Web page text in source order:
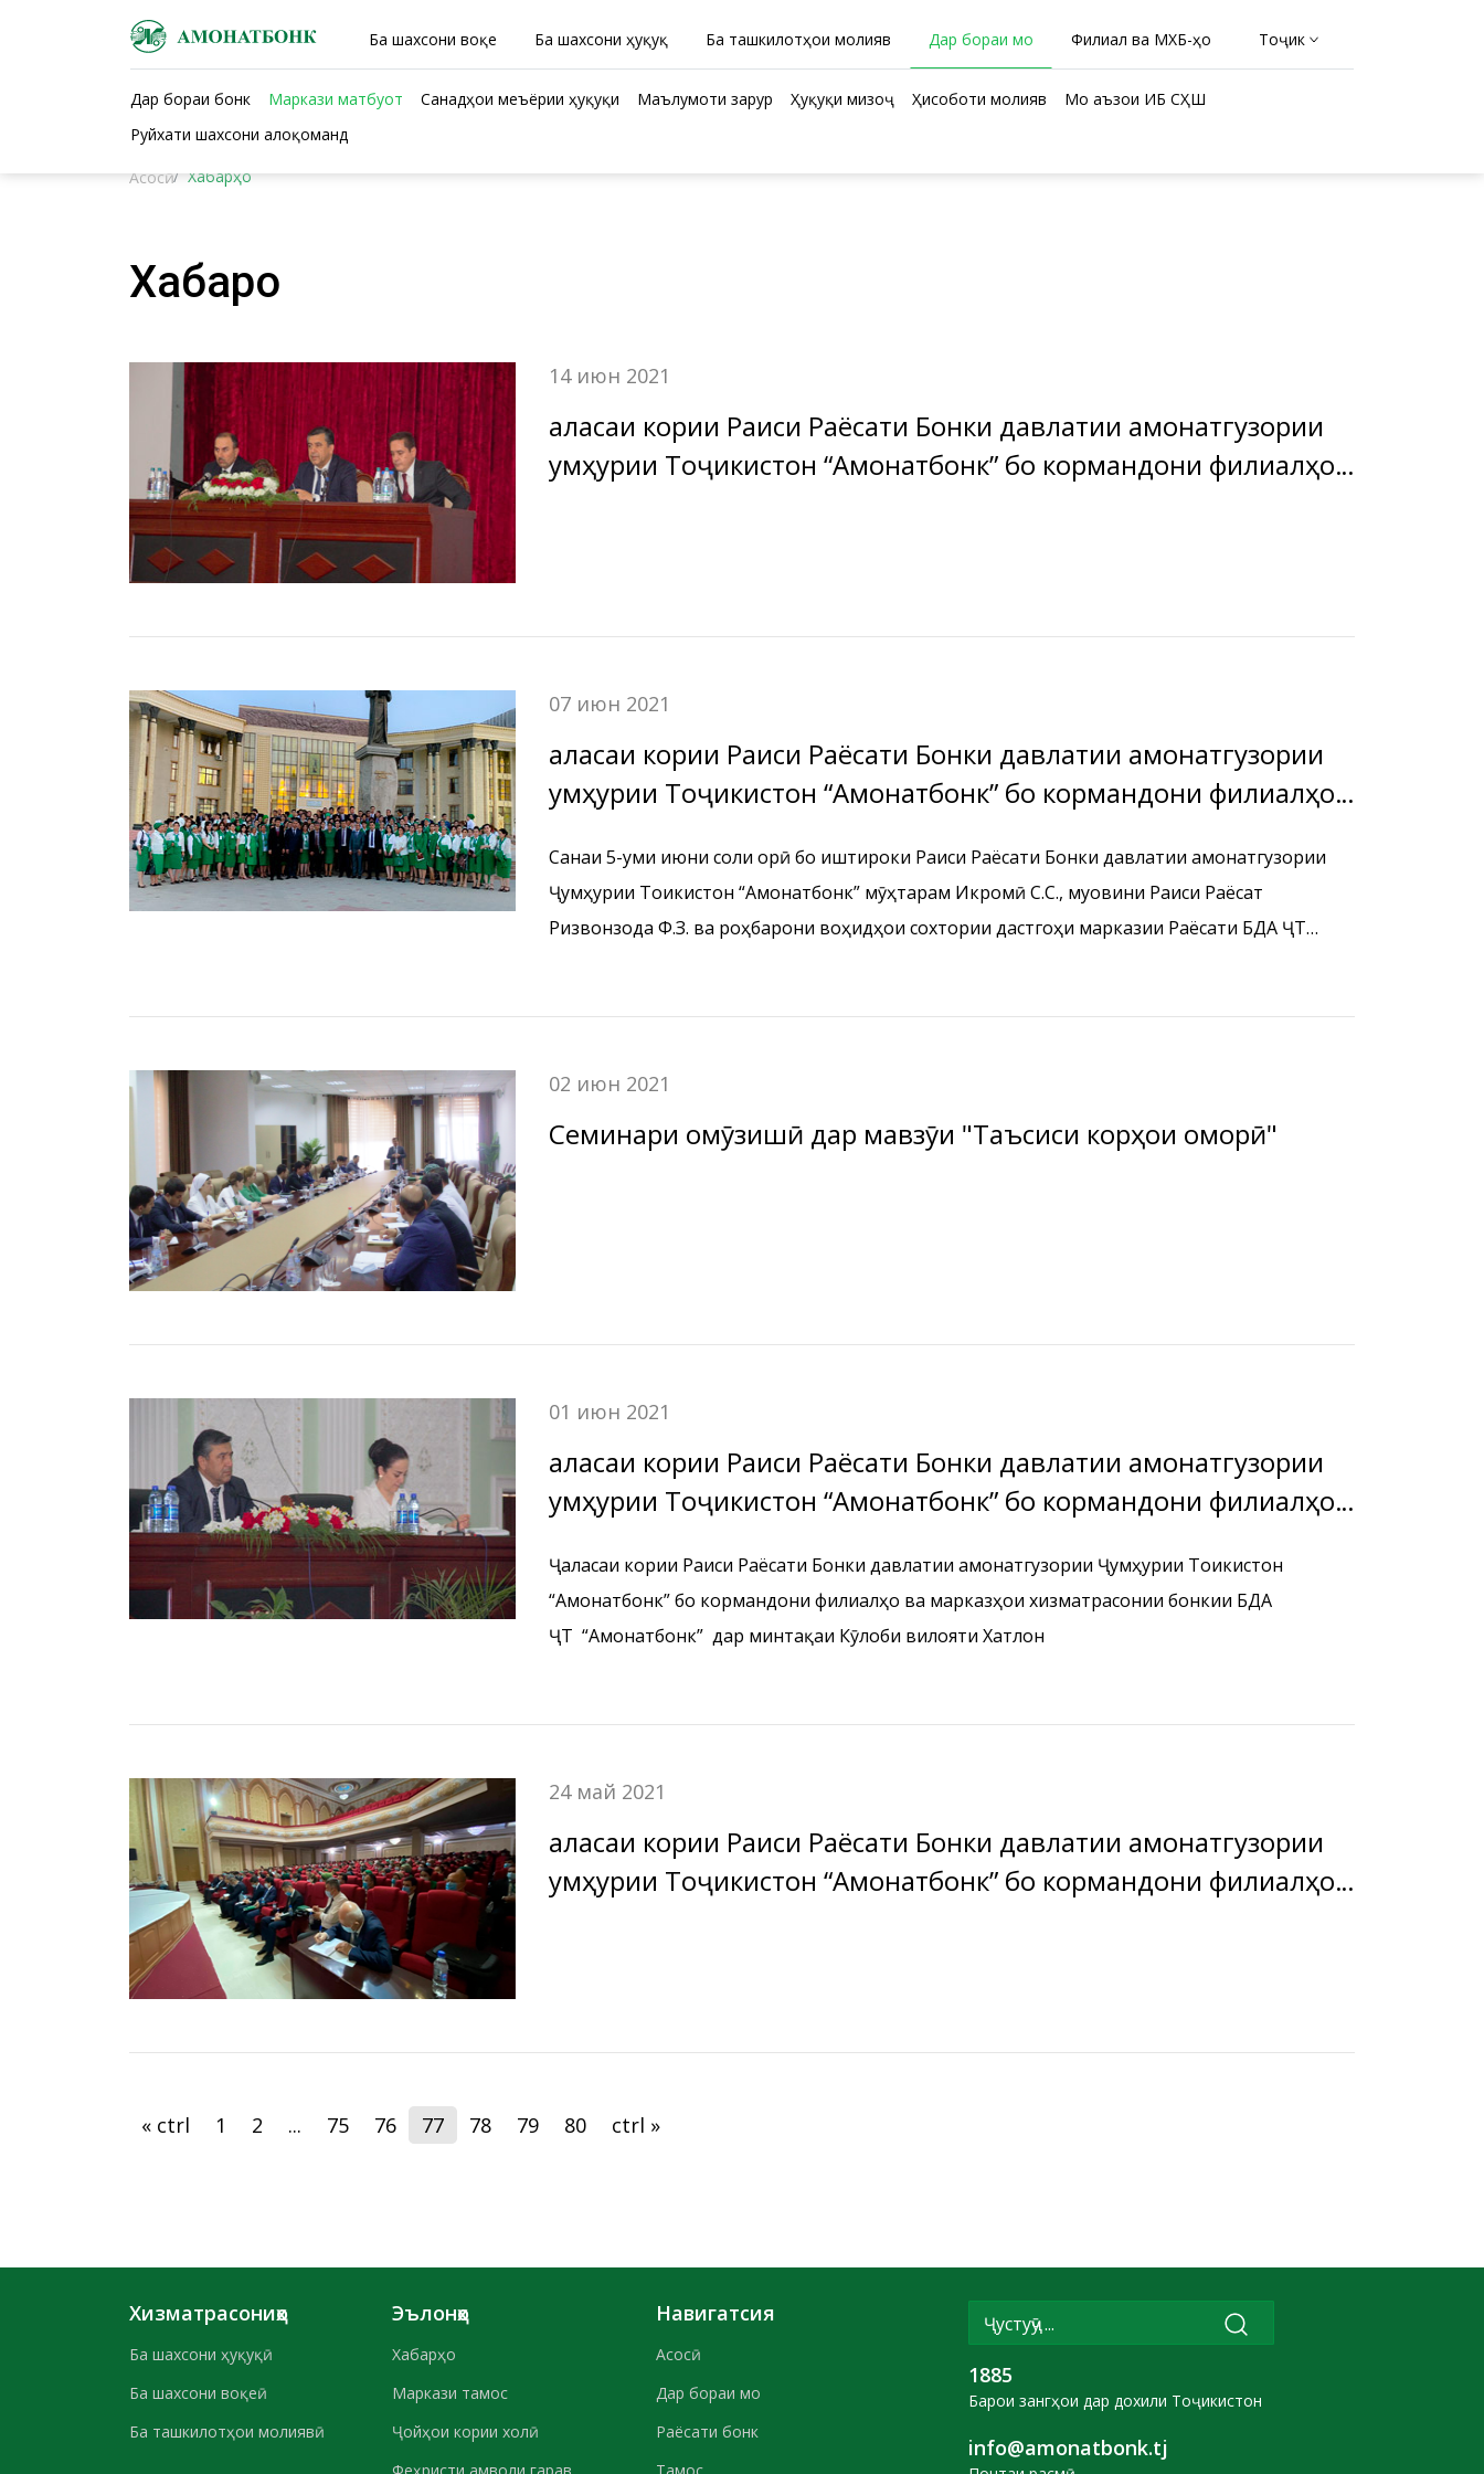
Ба шахсони воқеӣ Ба шахсони ҳуқуқӣ Ба ташкилотҳои молиявӣ Дар бораи мо Филиал ва МХБ-ҳо Тоҷикӣ
Дар бораи бонк Маркази матбуот Санадҳои меъёрии ҳуқуқи Маълумоти зарурӣ Ҳуқуқи мизоҷ Ҳисоботи молиявӣ
Мо аъзои ИБ СҲШ
Руйхати шахсони алоқоманд
Асосӣ Хабарҳо
Хабарҳо
14 июн 2021
Ҷаласаи кории Раиси Раёсати Бонки давлатии амонатгузории
Ҷумҳурии Тоҷикистон “Амонатбонк” бо кормандони филиалҳо
07 июн 2021
Ҷаласаи кории Раиси Раёсати Бонки давлатии амонатгузории
Ҷумҳурии Тоҷикистон “Амонатбонк” бо кормандони филиалҳо
вилояти Суғд
Санаи 5-уми июни соли ҷорӣ бо иштироки Раиси Раёсати Бонки давлатии амонатгузории
Ҷумҳурии Тоҷикистон “Амонатбонк” мӯҳтарам Икромӣ С.С., муовини Раиси Раёсат
Ризвонзода Ф.З. ва роҳбарони воҳидҳои сохтории дастгоҳи марказии Раёсати БДА ҶТ
02 июн 2021
Семинари омӯзишӣ дар мавзӯи "Таъсиси корҳои оморӣ"
01 июн 2021
Ҷаласаи кории Раиси Раёсати Бонки давлатии амонатгузории
Ҷумҳурии Тоҷикистон “Амонатбонк” бо кормандони филиалҳо
минтақаи Кӯлоби вилояти Хатлон
Ҷаласаи кории Раиси Раёсати Бонки давлатии амонатгузории Ҷумҳурии Тоҷикистон
“Амонатбонк” бо кормандони филиалҳо ва марказҳои хизматрасонии бонкии БДА
ҶТ “Амонатбонк” дар минтақаи Кӯлоби вилояти Хатлон
24 май 2021
Ҷаласаи кории Раиси Раёсати Бонки давлатии амонатгузории
Ҷумҳурии Тоҷикистон “Амонатбонк” бо кормандони филиалҳо
« ctrl 1 2 ... 75 76 77 78 79 80 ctrl »
Хизматрасониҳо
Ба шахсони ҳуқуқӣ
Ба шахсони воқеӣ
Ба ташкилотҳои молиявӣ
Эълонҳо
Хабарҳо
Маркази тамос
Ҷойҳои кории холӣ
Навигатсия
Асосӣ
Дар бораи мо
Раёсати бонк
1885
Барои зангҳои дар дохили Тоҷикистон
info@amonatbonk.tj